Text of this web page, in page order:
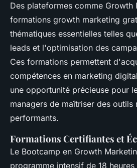
Des plateformes comme Growth
formations growth marketing
thématiques essentielles telles
leads et l'optimisation des
Ces formations permettent
compétences en marketing digital
une opportunité précieuse pour
managers de maîtriser des outils
performants.
Formations Certifiantes et
Le Bootcamp en Growth
programme intensif de 18 heures